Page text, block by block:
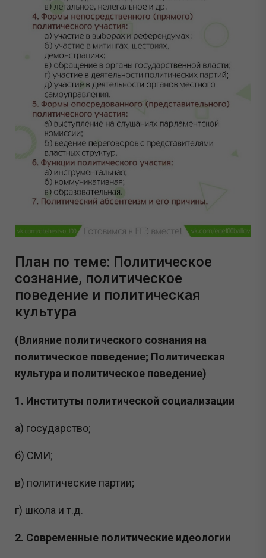
План по теме: Политическое
сознание, политическое
поведение и политическая
культура
(Влияние политического сознания на
политическое поведение; Политическая
культура и политическое поведение)
1. Институты политической социализации
а) государство;
б) СМИ;
в) политические партии;
г) школа и т.д.
2. Современные политические идеологии